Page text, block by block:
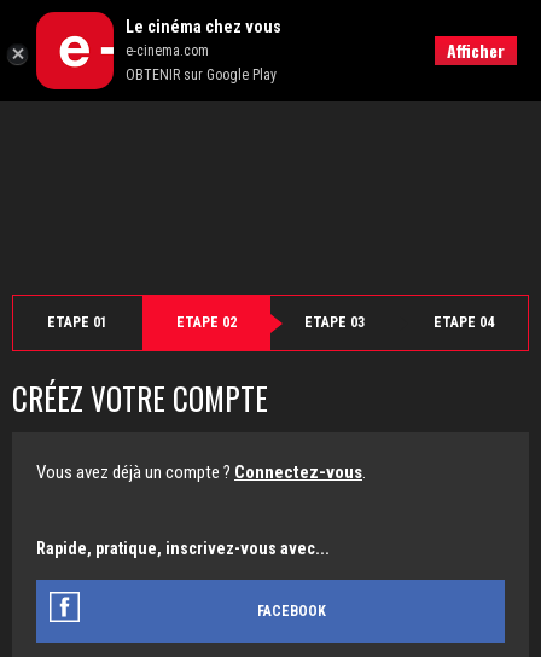
ETAPE 01 ETAPE 02 ETAPE 03 ETAPE 04
CRÉEZ VOTRE COMPTE
Vous avez déjà un compte ? Connectez-vous.
Rapide, pratique, inscrivez-vous avec...
FACEBOOK
Retour Le cinéma chez vous
e-cinema.com
OBTENIR sur Google Play
Afficher